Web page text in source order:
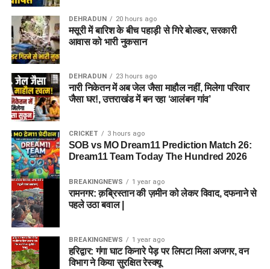
DEHRADUN 20 hours ago
मसूरी में बारिश के बीच पहाड़ी से गिरे बोल्डर, सरकारी
आवास को भारी नुकसान
DEHRADUN 23 hours ago
नारी निकेतन में अब जेल जैसा माहौल नहीं, मिलेगा परिवार
जैसा घर!, उत्तराखंड में बन रहा ‘आलंबन गांव’
CRICKET 3 hours ago
SOB vs MO Dream11 Prediction Match 26:
Dream11 Team Today The Hundred 2026
BREAKINGNEWS 1 year ago
रामनगर: क़ब्रिस्तान की ज़मीन को लेकर विवाद, दफनाने से
पहले उठा बवाल |
BREAKINGNEWS 1 year ago
हरिद्वार: गंगा घाट किनारे पेड़ पर लिपटा मिला अजगर, वन
विभाग ने किया सुरक्षित रेस्क्यू